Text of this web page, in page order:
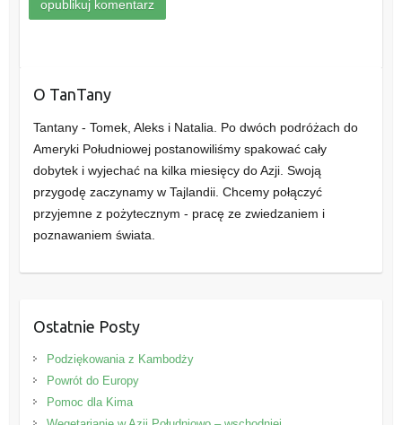
O TanTany
Tantany - Tomek, Aleks i Natalia. Po dwóch podróżach do
Ameryki Południowej postanowiliśmy spakować cały
dobytek i wyjechać na kilka miesięcy do Azji. Swoją
przygodę zaczynamy w Tajlandii. Chcemy połączyć
przyjemne z pożytecznym - pracę ze zwiedzaniem i
poznawaniem świata.
Ostatnie Posty
Podziękowania z Kambodży
Powrót do Europy
Pomoc dla Kima